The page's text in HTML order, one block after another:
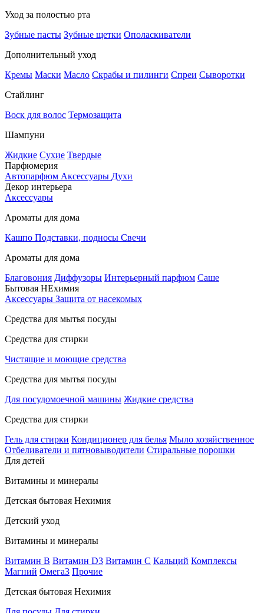
Уход за полостью рта
Зубные пасты Зубные щетки Ополаскиватели
Дополнительный уход
Кремы Маски Масло Скрабы и пилинги Спреи Сыворотки
Стайлинг
Воск для волос Термозащита
Шампуни
Жидкие Сухие Твердые
Парфюмерия
Автопарфюм Аксессуары Духи
Декор интерьера
Аксессуары
Ароматы для дома
Кашпо Подставки, подносы Свечи
Ароматы для дома
Благовония Диффузоры Интерьерный парфюм Саше
Бытовая НЕхимия
Аксессуары Защита от насекомых
Средства для мытья посуды
Средства для стирки
Чистящие и моющие средства
Средства для мытья посуды
Для посудомоечной машины Жидкие средства
Средства для стирки
Гель для стирки Кондиционер для белья Мыло хозяйственное
Отбеливатели и пятновыводители Стиральные порошки
Для детей
Витамины и минералы
Детская бытовая Нехимия
Детский уход
Витамины и минералы
Витамин В Витамин D3 Витамин С Кальций Комплексы
Магний Омега3 Прочие
Детская бытовая Нехимия